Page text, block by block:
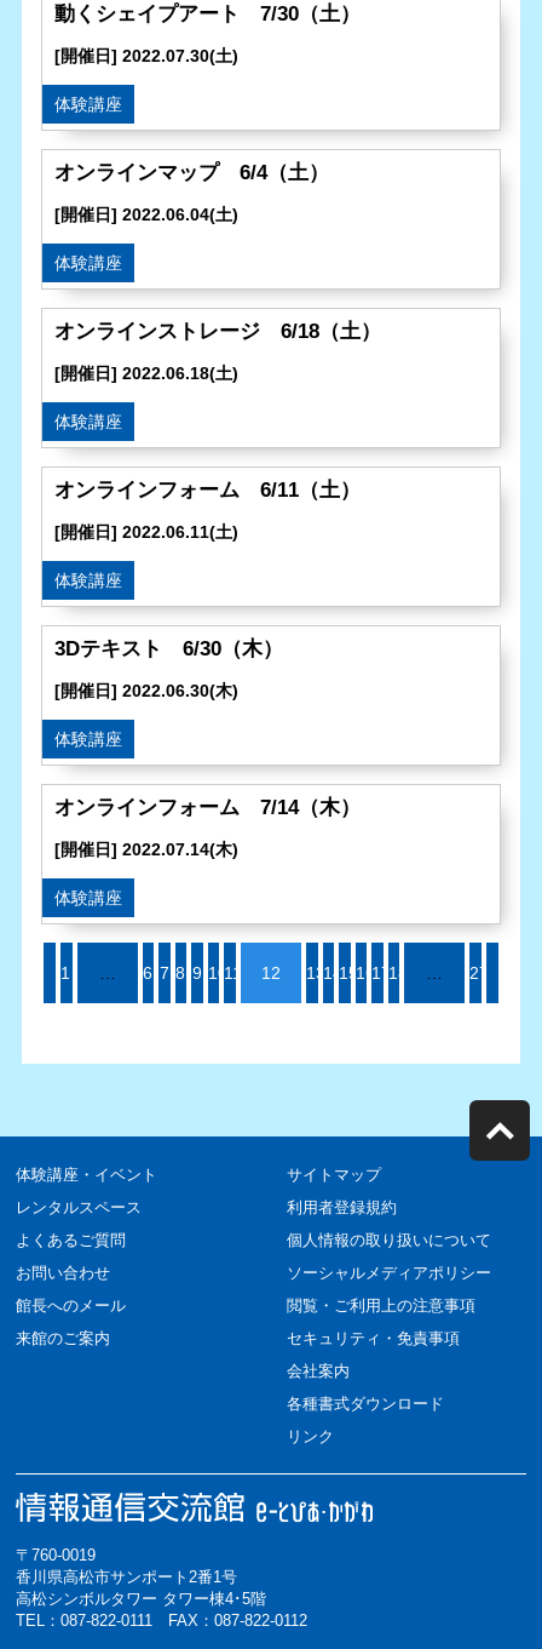
動くシェイプアート 7/30（土）
[開催日] 2022.07.30(土)
体験講座
オンラインマップ 6/4（土）
[開催日] 2022.06.04(土)
体験講座
オンラインストレージ 6/18（土）
[開催日] 2022.06.18(土)
体験講座
オンラインフォーム 6/11（土）
[開催日] 2022.06.11(土)
体験講座
3Dテキスト 6/30（木）
[開催日] 2022.06.30(木)
体験講座
オンラインフォーム 7/14（木）
[開催日] 2022.07.14(木)
体験講座
1 6 7 8 9 1011 12 131415161718 27
体験講座・イベント
レンタルスペース
よくあるご質問
お問い合わせ
館長へのメール
来館のご案内
サイトマップ
利用者登録規約
個人情報の取り扱いについて
ソーシャルメディアポリシー
閲覧・ご利用上の注意事項
セキュリティ・免責事項
会社案内
各種書式ダウンロード
リンク
〒760-0019
香川県高松市サンポート2番1号
高松シンボルタワー タワー棟4･5階
TEL：087-822-0111 FAX：087-822-0112